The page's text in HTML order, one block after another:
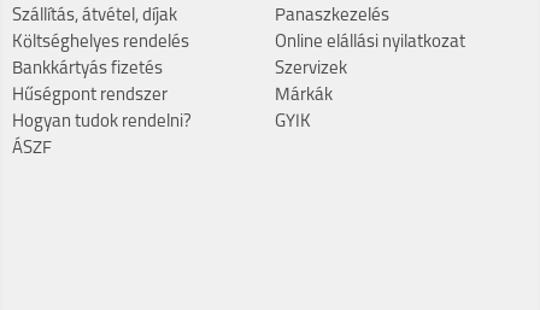
Szállítás, átvétel, díjak
Költséghelyes rendelés
Bankkártyás fizetés
Hűségpont rendszer
Hogyan tudok rendelni?
ÁSZF
Panaszkezelés
Online elállási nyilatkozat
Szervizek
Márkák
GYIK